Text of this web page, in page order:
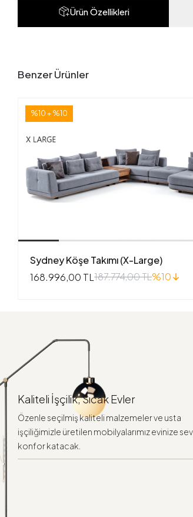
Ürün Özellikleri
Benzer Ürünler
%10 + %10
Sydney Köşe Takımı (X-Large)
168.996,00 TL187.774,00 TL%10
Kaliteli İşçilik, Sıcak Evler
Özenle seçilmiş kaliteli malzemeler ve usta
işçiliğimizle üretilen mobilyalarımız evinize
konfor katacak.